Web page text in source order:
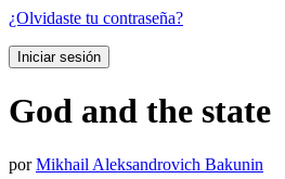
¿Olvidaste tu contraseña?
Iniciar sesión
God and the state
porMikhail Aleksandrovich Bakunin